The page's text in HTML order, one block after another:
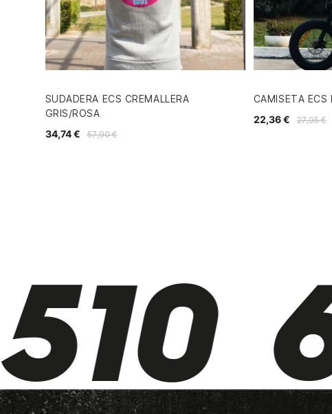
SUDADERA ECS CREMALLERA
GRIS/ROSA
57,90 €
34,74 €
CAMISETA ECS
27,95 €
22,36 €